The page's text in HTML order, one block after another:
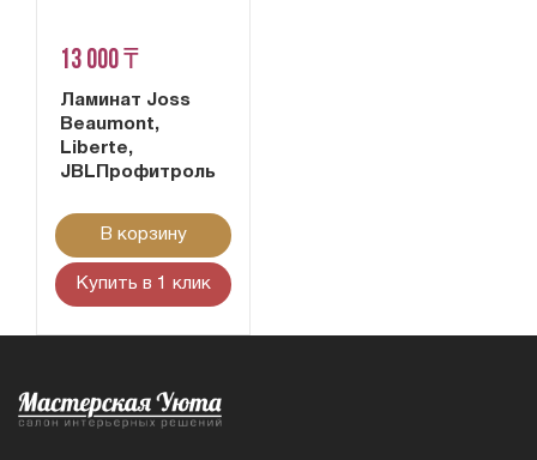
13 000 ₸
Ламинат Joss
Beaumont,
Liberte,
JBLПрофитроль
В корзину
Купить в 1 клик